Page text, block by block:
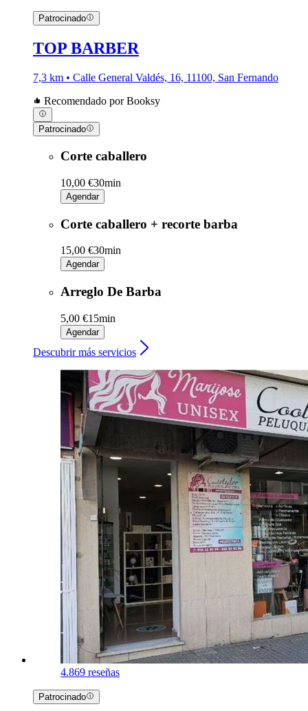
Patrocinado
TOP BARBER
7,3 km • Calle General Valdés, 16, 11100, San Fernando
Recomendado por Booksy
Patrocinado
Corte caballero
10,00 €30min
Agendar
Corte caballero + recorte barba
15,00 €30min
Agendar
Arreglo De Barba
5,00 €15min
Agendar
Descubrir más servicios
4.869 reseñas
Patrocinado